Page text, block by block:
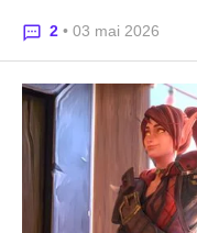
2 • 03 mai 2026